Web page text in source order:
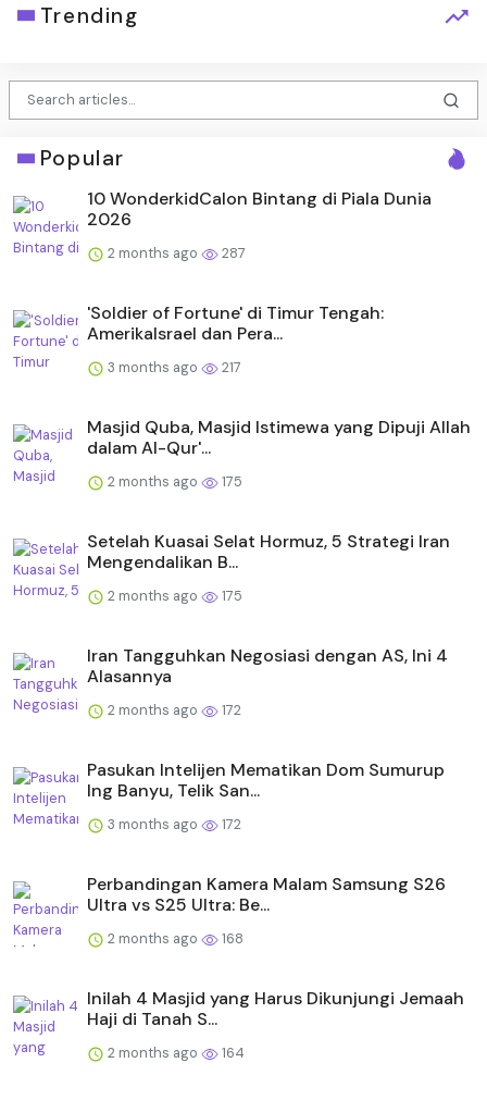
Trending
Popular
10 WonderkidCalon Bintang di Piala Dunia
2026
2 months ago 287
'Soldier of Fortune' di Timur Tengah:
AmerikaIsrael dan Pera...
3 months ago 217
Masjid Quba, Masjid Istimewa yang Dipuji Allah
dalam Al-Qur'...
2 months ago 175
Setelah Kuasai Selat Hormuz, 5 Strategi Iran
Mengendalikan B...
2 months ago 175
Iran Tangguhkan Negosiasi dengan AS, Ini 4
Alasannya
2 months ago 172
Pasukan Intelijen Mematikan Dom Sumurup
Ing Banyu, Telik San...
3 months ago 172
Perbandingan Kamera Malam Samsung S26
Ultra vs S25 Ultra: Be...
2 months ago 168
Inilah 4 Masjid yang Harus Dikunjungi Jemaah
Haji di Tanah S...
2 months ago 164